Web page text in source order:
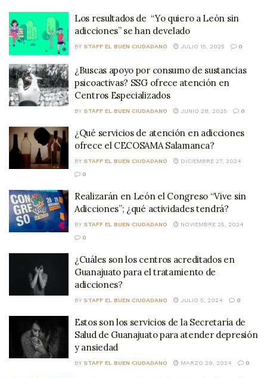
Los resultados de “Yo quiero a León sin
adicciones” se han develado
BY STAFF EL BUEN CIUDADANO JULIO 15, 2025 0
¿Buscas apoyo por consumo de sustancias
psicoactivas? SSG ofrece atención en
Centros Especializados
BY STAFF EL BUEN CIUDADANO JUNIO 28, 2025 0
¿Qué servicios de atención en adicciones
ofrece el CECOSAMA Salamanca?
BY STAFF EL BUEN CIUDADANO
DICIEMBRE 27, 2024
0
Realizarán en León el Congreso “Vive sin
Adicciones”; ¿qué actividades tendrá?
BY STAFF EL BUEN CIUDADANO
NOVIEMBRE 25, 2024
0
¿Cuáles son los centros acreditados en
Guanajuato para el tratamiento de
adicciones?
BY STAFF EL BUEN CIUDADANO JULIO 5, 2024 0
Estos son los servicios de la Secretaría de
Salud de Guanajuato para atender depresión
y ansiedad
BY STAFF EL BUEN CIUDADANO MARZO 29, 2024 0